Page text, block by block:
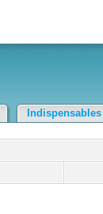
Indispensables